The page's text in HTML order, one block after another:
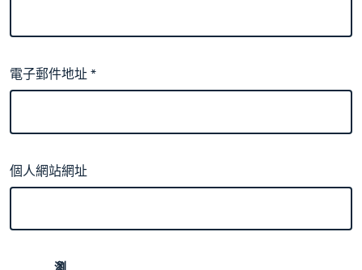
電子郵件地址*
個人網站網址